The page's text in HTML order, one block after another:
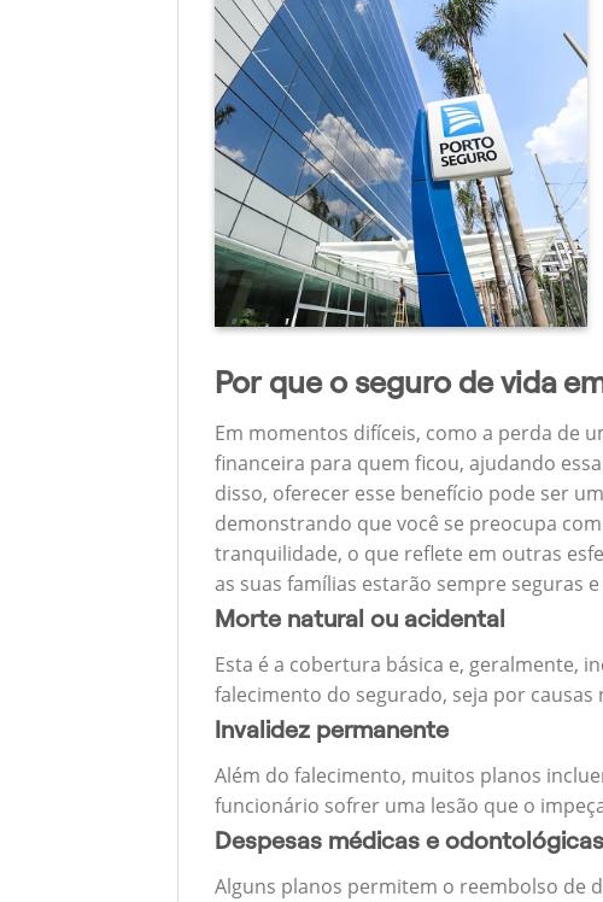
Por que o seguro de vida
Em momentos difíceis, como a perda de
financeira para quem ficou, ajudando
disso, oferecer esse benefício pode ser
demonstrando que você se preocupa
tranquilidade, o que reflete em outras
as suas famílias estarão sempre seguras
Morte natural ou acidental
Esta é a cobertura básica e, geralmente,
falecimento do segurado, seja por
Invalidez permanente
Além do falecimento, muitos planos
funcionário sofrer uma lesão que o
Despesas médicas e odontológicas
Alguns planos permitem o reembolso de